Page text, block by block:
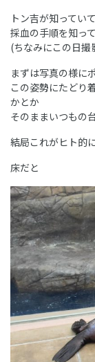
トン吉が知ってい
採血の手順を知っ
(ちなみにこの日
まずは写真の様に
この姿勢にたどり
かとか
そのままいつもの
結局これがヒト的
床だと